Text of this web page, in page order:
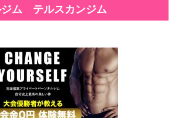
ジム テルスカンジム